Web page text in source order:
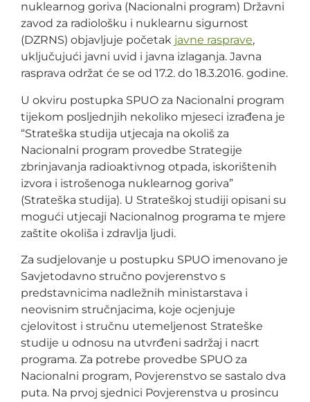
nuklearnog goriva (Nacionalni program) Državni
zavod za radiološku i nuklearnu sigurnost
(DZRNS) objavljuje početak javne rasprave,
uključujući javni uvid i javna izlaganja. Javna
rasprava održat će se od 17.2. do 18.3.2016. godine.
U okviru postupka SPUO za Nacionalni program
tijekom posljednjih nekoliko mjeseci izrađena je
“Strateška studija utjecaja na okoliš za
Nacionalni program provedbe Strategije
zbrinjavanja radioaktivnog otpada, iskorištenih
izvora i istrošenoga nuklearnog goriva”
(Strateška studija). U Strateškoj studiji opisani su
mogući utjecaji Nacionalnog programa te mjere
zaštite okoliša i zdravlja ljudi.
Za sudjelovanje u postupku SPUO imenovano je
Savjetodavno stručno povjerenstvo s
predstavnicima nadležnih ministarstava i
neovisnim stručnjacima, koje ocjenjuje
cjelovitost i stručnu utemeljenost Strateške
studije u odnosu na utvrđeni sadržaj i nacrt
programa. Za potrebe provedbe SPUO za
Nacionalni program, Povjerenstvo se sastalo dva
puta. Na prvoj sjednici Povjerenstva u prosincu